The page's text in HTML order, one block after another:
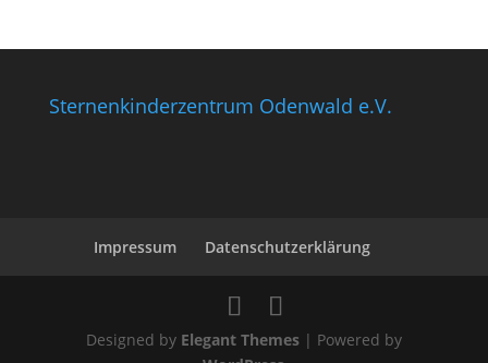
Sternenkinderzentrum Odenwald e.V.
Impressum Datenschutzerklärung
Designed by Elegant Themes| Powered by